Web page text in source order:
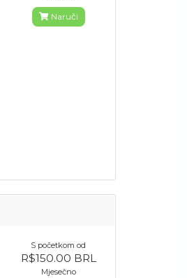
Naruči
S početkom od
R$150.00 BRL
Mjesečno